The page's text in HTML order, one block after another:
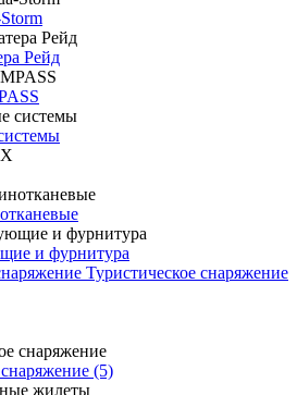
Рейд
и фурнитура
Туристическое снаряжение
(5)